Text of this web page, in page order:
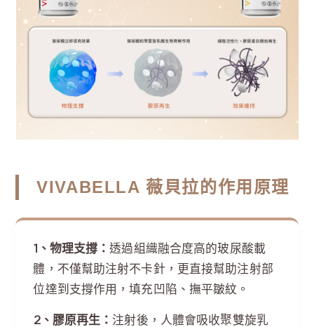
VIVABELLA 薇貝拉的作用原理
1、物理支撐：透過組織融合度高的玻尿酸載
體，不僅幫助注射不卡針，更直接幫助注射部
位達到支撐作用，填充凹陷、撫平皺紋。
2、膠原再生： 注射後，人體會吸收聚雙旋乳